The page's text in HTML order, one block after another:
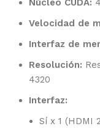
Núcleo CUDA:
Velocidad de
Interfaz de
Resolución:
4320
Interfaz:
Sí x 1 (HDMI